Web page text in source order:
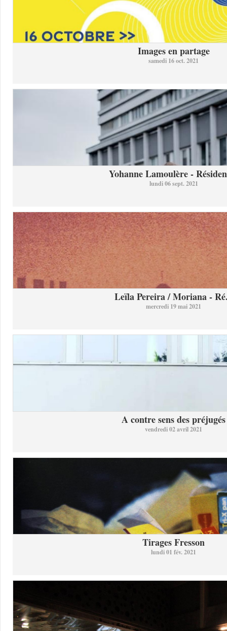
Images en partage
samedi 16 oct. 2021
Yohanne Lamoulère -
lundi 06 sept. 2021
Leïla Pereira / Moriana -
mercredi 19 mai 2021
A contre sens des préjugés
vendredi 02 avril 2021
Tirages Fresson
lundi 01 fév. 2021